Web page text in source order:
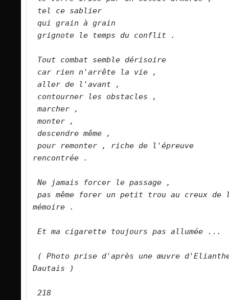
tel ce sablier
qui grain à grain
grignote le temps du conflit .
Tout combat semble dérisoire
car rien n'arrête la vie ,
aller de l'avant ,
contourner les obstacles ,
marcher ,
monter ,
descendre même ,
pour remonter , riche de l'épreuve
rencontrée .
Ne jamais forcer le passage ,
pas même forer un petit trou au creux de
mémoire .
Et ma cigarette toujours pas allumée ...
( Photo prise d'après une œuvre
Dautais )
218